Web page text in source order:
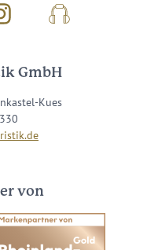
Podcast
GmbH
Kues
von